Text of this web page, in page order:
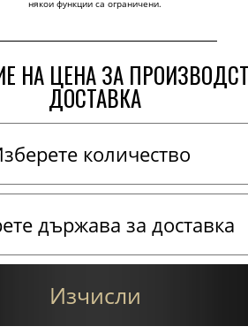
някои функции са ограничени.
НА ЦЕНА ЗА
ДОСТАВКА
Изчисли